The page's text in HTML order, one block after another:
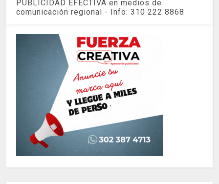
PUBLICIDAD EFECTIVA en medios de
comunicación regional - Info: 310 222 8868